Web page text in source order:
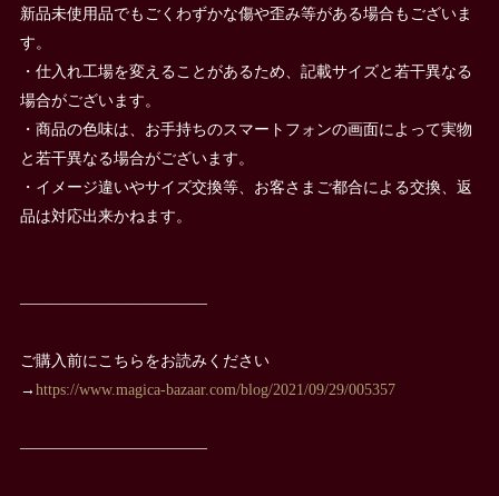
新品未使用品でもごくわずかな傷や歪み等がある場合もございま
す。
・仕入れ工場を変えることがあるため、記載サイズと若干異なる
場合がございます。
・商品の色味は、お手持ちのスマートフォンの画面によって実物
と若干異なる場合がございます。
・イメージ違いやサイズ交換等、お客さまご都合による交換、返
品は対応出来かねます。
————————————
ご購入前にこちらをお読みください
→https://www.magica-bazaar.com/blog/2021/09/29/005357
————————————